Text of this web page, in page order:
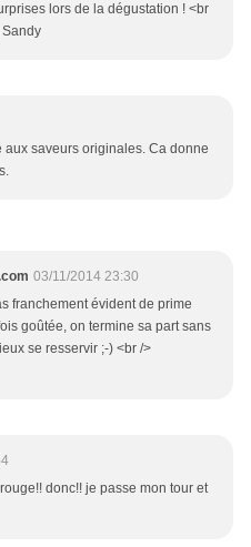
lors de la dégustation ! <br
aux saveurs originales. Ca donne
03/11/2014 23:30
franchement évident de prime
goûtée, on termine sa part sans
se resservir ;-) <br />
donc!! je passe mon tour et